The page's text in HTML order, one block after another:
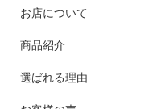
お店について
商品紹介
選ばれる理由